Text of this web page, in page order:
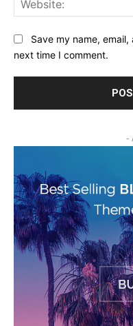
Save my name,
next time I comment.
-